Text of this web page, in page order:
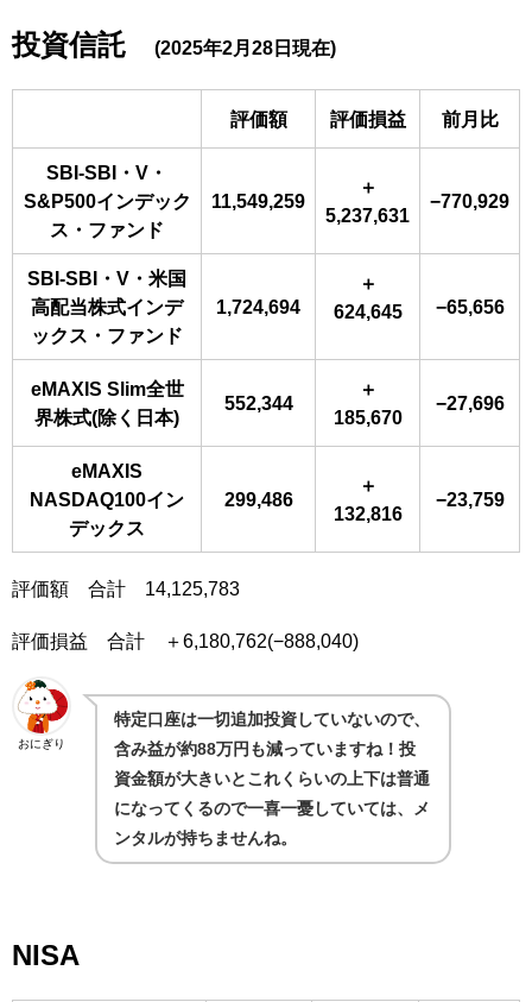
投資信託 (2025年2月28日現在)
評価額 評価損益 前月比
SBI-SBI・V・
S&P500インデック
ス・ファンド
11,549,259
＋
5,237,631
−770,929
SBI-SBI・V・米国
高配当株式インデ
ックス・ファンド
1,724,694
＋
624,645
−65,656
eMAXIS Slim全世
界株式(除く日本)
552,344
＋
185,670
−27,696
eMAXIS
NASDAQ100イン
デックス
299,486
＋
132,816
−23,759
評価額 合計 14,125,783
評価損益 合計 ＋6,180,762(−888,040)
おにぎり
特定口座は一切追加投資していないので、
含み益が約88万円も減っていますね！投
資金額が大きいとこれくらいの上下は普通
になってくるので一喜一憂していては、メ
ンタルが持ちませんね。
NISA